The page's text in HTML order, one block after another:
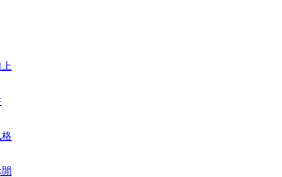
格